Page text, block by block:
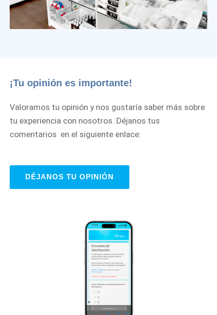
¡Tu opinión es importante!
Valoramos tu opinión y nos gustaría saber más sobre
tu experiencia con nosotros. Déjanos tus
comentarios en el siguiente enlace:
DÉJANOS TU OPINIÓN